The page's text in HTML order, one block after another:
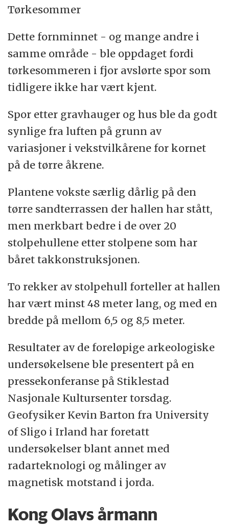
Tørkesommer
Dette fornminnet - og mange andre i
samme område - ble oppdaget fordi
tørkesommeren i fjor avslørte spor som
tidligere ikke har vært kjent.
Spor etter gravhauger og hus ble da godt
synlige fra luften på grunn av
variasjoner i vekstvilkårene for kornet
på de tørre åkrene.
Plantene vokste særlig dårlig på den
tørre sandterrassen der hallen har stått,
men merkbart bedre i de over 20
stolpehullene etter stolpene som har
båret takkonstruksjonen.
To rekker av stolpehull forteller at hallen
har vært minst 48 meter lang, og med en
bredde på mellom 6,5 og 8,5 meter.
Resultater av de foreløpige arkeologiske
undersøkelsene ble presentert på en
pressekonferanse på Stiklestad
Nasjonale Kultursenter torsdag.
Geofysiker Kevin Barton fra University
of Sligo i Irland har foretatt
undersøkelser blant annet med
radarteknologi og målinger av
magnetisk motstand i jorda.
Kong Olavs årmann